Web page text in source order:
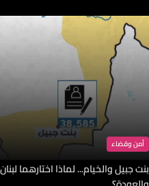
أمن وقضاء
بنت جبيل والخيام... لماذا اختارهما